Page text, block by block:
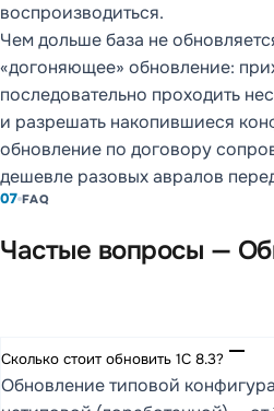
воспроизводиться.
Чем дольше база не
«догоняющее» обновление:
последовательно проходить
и разрешать накопившиеся
обновление по договору
дешевле разовых авралов
07 FAQ
Частые вопросы —
Сколько стоит обновить 1С 8.3? remove
Обновление типовой